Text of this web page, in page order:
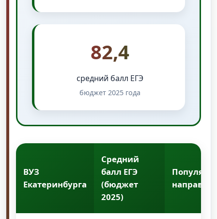
82,4
средний балл ЕГЭ
бюджет 2025 года
ВУЗ
Екатеринбурга
Средний
балл ЕГЭ
(бюджет
2025)